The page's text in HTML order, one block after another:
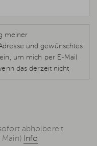
meiner
und gewünschtes
um mich per E-Mail
das derzeit nicht
lieferbar ist.
E-Mails zu
Datenschutzerklärung
abholbereit
Main) Info